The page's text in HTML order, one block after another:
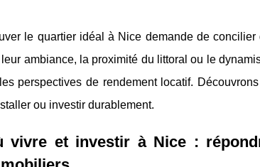
le quartier idéal à Nice demande de
leur ambiance, la proximité du littoral ou le
perspectives de rendement locatif.
ou investir durablement.
vivre et investir à Nice :